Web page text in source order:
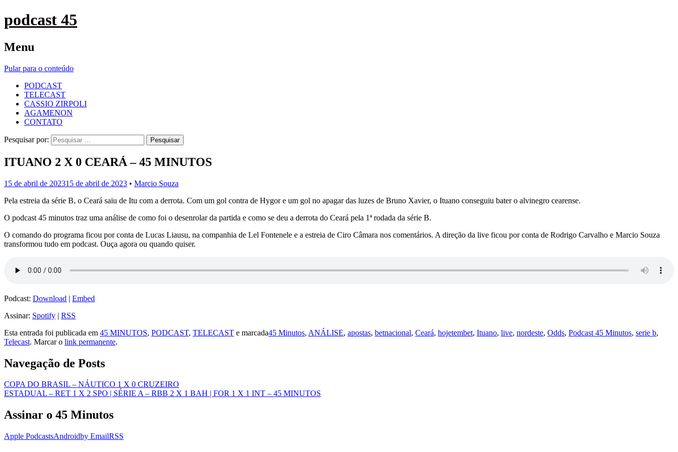
podcast 45
Menu
Pular para o conteúdo
PODCAST
TELECAST
CASSIO ZIRPOLI
AGAMENON
CONTATO
Pesquisar por:
ITUANO 2 X 0 CEARÁ – 45 MINUTOS
15 de abril de 202315 de abril de 2023 • Marcio Souza
Pela estreia da série B, o Ceará saiu de Itu com a derrota. Com um gol contra de Hygor e um gol no apagar das luzes de Bruno Xavier, o Ituano conseguiu bater o alvinegro cearense.
O podcast 45 minutos traz uma análise de como foi o desenrolar da partida e como se deu a derrota do Ceará pela 1ª rodada da série B.
O comando do programa ficou por conta de Lucas Liausu, na companhia de Lel Fontenele e a estreia de Ciro Câmara nos comentários. A direção da live ficou por conta de Rodrigo Carvalho e Marcio Souza
transformou tudo em podcast. Ouça agora ou quando quiser.
Podcast: Download | Embed
Assinar: Spotify | RSS
Esta entrada foi publicada em 45 MINUTOS, PODCAST, TELECAST e marcada45 Minutos, ANÁLISE, apostas, betnacional, Ceará, hojetembet, Ituano, live, nordeste, Odds, Podcast 45 Minutos, serie b,
Telecast. Marcar o link permanente.
Navegação de Posts
COPA DO BRASIL – NÁUTICO 1 X 0 CRUZEIRO
ESTADUAL – RET 1 X 2 SPO | SÉRIE A – RBB 2 X 1 BAH | FOR 1 X 1 INT – 45 MINUTOS
Assinar o 45 Minutos
Apple PodcastsAndroidby EmailRSS